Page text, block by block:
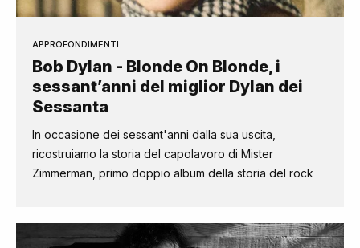
APPROFONDIMENTI
Bob Dylan - Blonde On Blonde, i
sessant’anni del miglior Dylan dei
Sessanta
In occasione dei sessant'anni dalla sua uscita,
ricostruiamo la storia del capolavoro di Mister
Zimmerman, primo doppio album della storia del rock